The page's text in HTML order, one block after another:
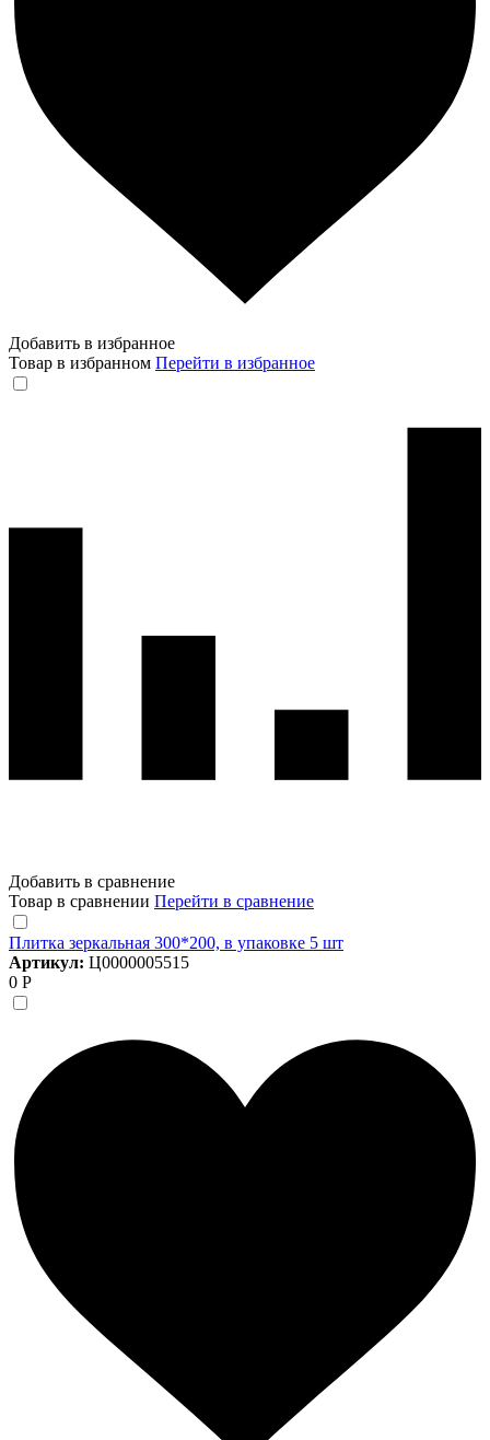
Добавить в избранное
Товар в избранном Перейти в избранное
Добавить в сравнение
Товар в сравнении Перейти в сравнение
Плитка зеркальная 300*200, в упаковке 5 шт
Артикул: Ц0000005515
0 Р